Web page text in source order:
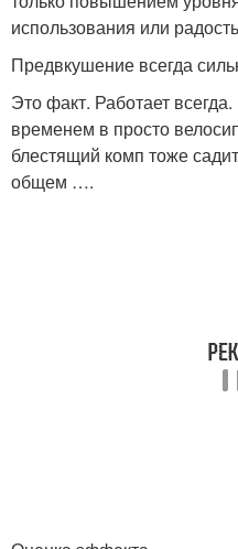
использования или
Предвкушение всегда
Это факт. Работает
временем в просто
блестящий комп тоже
общем ….